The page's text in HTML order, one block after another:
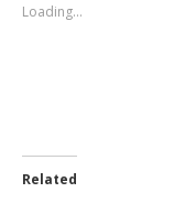
window)
Loading...
Related